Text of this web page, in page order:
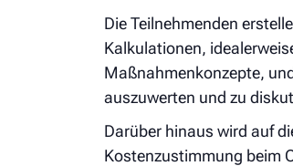
Die Teilnehmenden
Kalkulationen,
Maßnahmenkonzepte,
auszuwerten und zu
Darüber hinaus wird auf
Kostenzustimmung beim